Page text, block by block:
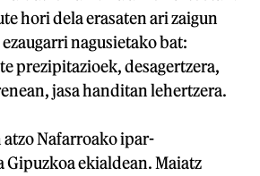
hori dela erasaten ari zaigun
nagusietako bat:
prezipitazioek, desagertzera,
jasa handitan lehertzera.
atzo Nafarroako ipar-
Gipuzkoa ekialdean. Maiatz